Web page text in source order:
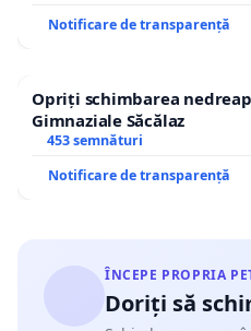
Notificare de transparență
Opriți schimbarea
Gimnaziale Săcălaz
453 semnături
Notificare de transparență
ÎNCEPE PROPRIA
Doriți să